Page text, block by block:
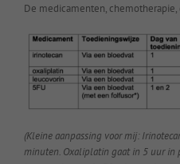
De medicamenten,
(Kleine aanpassing voor mij:
minuten. Oxaliplatin gaat in 5 uur in